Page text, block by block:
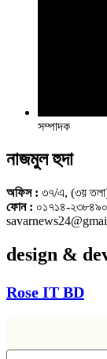
সম্পাদক
নাজমুল হুদা
অফিস : ৩৭/এ, (৩য় তলা)
ফোন : ০১৭১৪-
design &
Rose IT BD